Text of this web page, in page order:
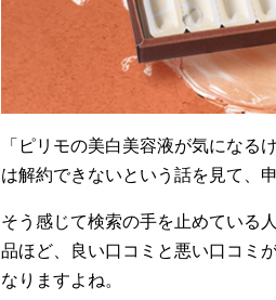
「ピリモの美白美容液が気になる
は解約できないという話を見て、
そう感じて検索の手を止めている
品ほど、良い口コミと悪い口コミ
なりますよね。